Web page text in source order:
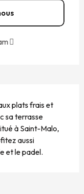
plats frais et
sa terrasse
à Saint-Malo,
aussi
et le padel.